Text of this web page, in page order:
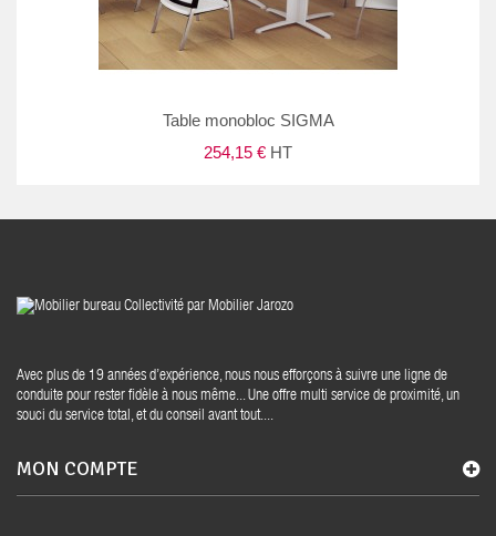
Table monobloc SIGMA
254,15 € HT
Avec plus de 19 années d’expérience, nous nous efforçons à suivre une ligne de
conduite pour rester fidèle à nous même... Une offre multi service de proximité, un
souci du service total, et du conseil avant tout....
MON COMPTE